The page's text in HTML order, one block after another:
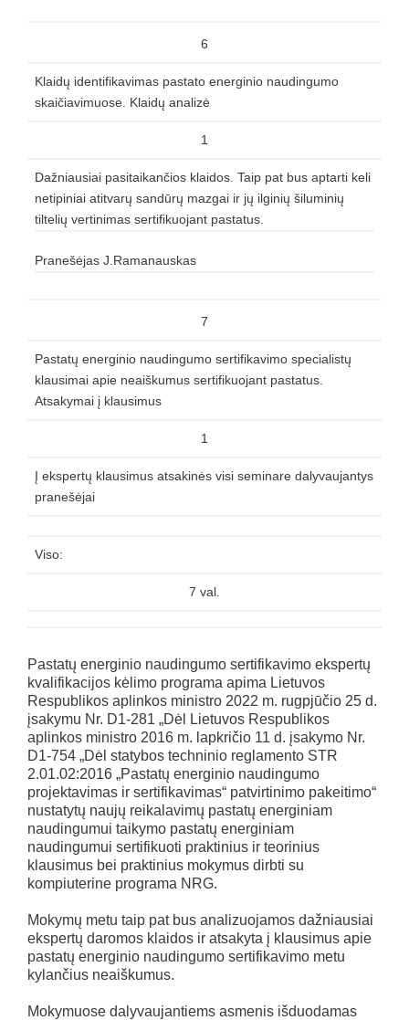
6
Klaidų identifikavimas pastato energinio naudingumo
skaičiavimuose. Klaidų analizė
1
Dažniausiai pasitaikančios klaidos. Taip pat bus aptarti keli
netipiniai atitvarų sandūrų mazgai ir jų ilginių šiluminių
tiltelių vertinimas sertifikuojant pastatus.
Pranešėjas J.Ramanauskas
7
Pastatų energinio naudingumo sertifikavimo specialistų
klausimai apie neaiškumus sertifikuojant pastatus.
Atsakymai į klausimus
1
Į ekspertų klausimus atsakinės visi seminare dalyvaujantys
pranešėjai
Viso:
7 val.
Pastatų energinio naudingumo sertifikavimo ekspertų
kvalifikacijos kėlimo programa apima Lietuvos
Respublikos aplinkos ministro 2022 m. rugpjūčio 25 d.
įsakymu Nr. D1-281 „Dėl Lietuvos Respublikos
aplinkos ministro 2016 m. lapkričio 11 d. įsakymo Nr.
D1-754 „Dėl statybos techninio reglamento STR
2.01.02:2016 „Pastatų energinio naudingumo
projektavimas ir sertifikavimas“ patvirtinimo pakeitimo“
nustatytų naujų reikalavimų pastatų energiniam
naudingumui taikymo pastatų energiniam
naudingumui sertifikuoti praktinius ir teorinius
klausimus bei praktinius mokymus dirbti su
kompiuterine programa NRG.
Mokymų metu taip pat bus analizuojamos dažniausiai
ekspertų daromos klaidos ir atsakyta į klausimus apie
pastatų energinio naudingumo sertifikavimo metu
kylančius neaiškumus.
Mokymuose dalyvaujantiems asmenis išduodamas